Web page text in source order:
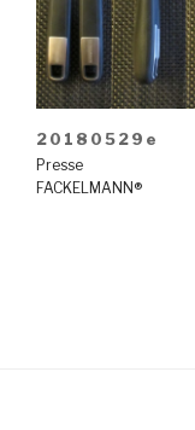
20180529e
Presse
FACKELMANN®